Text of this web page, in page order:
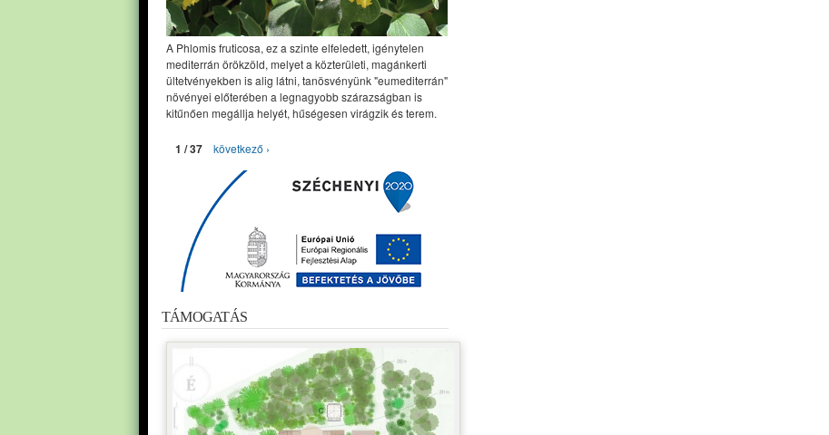
A Phlomis fruticosa, ez a szinte elfeledett, igénytelen
mediterrán örökzöld, melyet a közterületi, magánkerti
ültetvényekben is alig látni, tanösvényünk "eumediterrán"
növényei előterében a legnagyobb szárazságban is
kitűnően megállja helyét, hűségesen virágzik és terem.
1 / 37 következő ›
TÁMOGATÁS